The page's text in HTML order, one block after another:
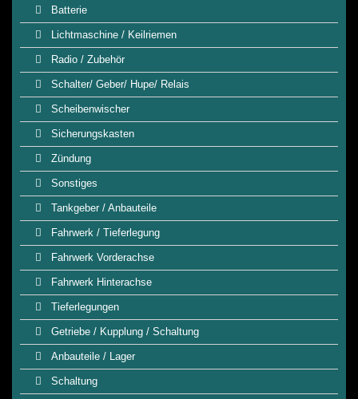
Batterie
Lichtmaschine / Keilriemen
Radio / Zubehör
Schalter/ Geber/ Hupe/ Relais
Scheibenwischer
Sicherungskasten
Zündung
Sonstiges
Tankgeber / Anbauteile
Fahrwerk / Tieferlegung
Fahrwerk Vorderachse
Fahrwerk Hinterachse
Tieferlegungen
Getriebe / Kupplung / Schaltung
Anbauteile / Lager
Schaltung